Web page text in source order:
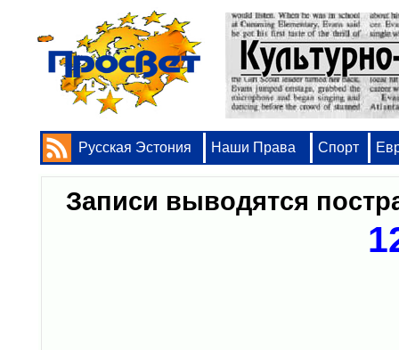
Русская Эстония Наши Права Спорт
Записи выводятся